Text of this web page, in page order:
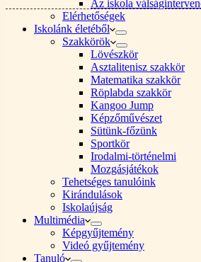
Az iskola
Elérhetőségek
Iskolánk életéből
Szakkörök
Lövészkör
Asztalitenisz szakkör
Matematika szakkör
Röplabda szakkör
Kangoo Jump
Képzőművészet
Sütünk-főzünk
Sportkör
Irodalmi-történelmi
Mozgásjátékok
Tehetséges tanulóink
Kirándulások
Iskolaújság
Multimédia
Képgyűjtemény
Videó gyűjtemény
Tanuló